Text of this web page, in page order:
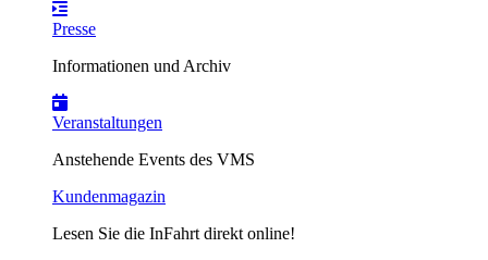
Presse
Informationen und Archiv
Veranstaltungen
Anstehende Events des VMS
Kundenmagazin
Lesen Sie die InFahrt direkt online!